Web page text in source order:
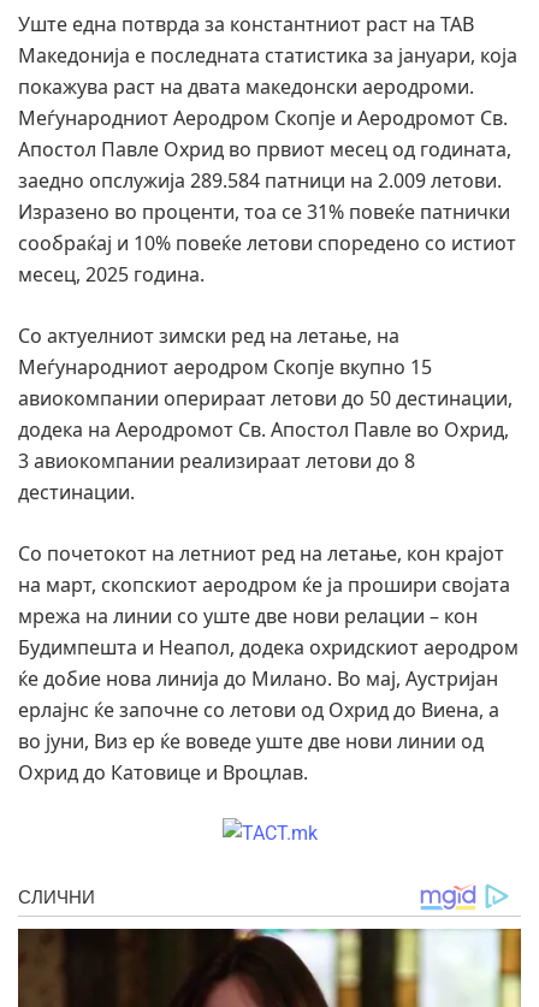
Уште една потврда за константниот раст на ТАВ
Македонија е последната статистика за јануари, која
покажува раст на двата македонски аеродроми.
Меѓународниот Аеродром Скопје и Аеродромот Св.
Апостол Павле Охрид во првиот месец од годината,
заедно опслужија 289.584 патници на 2.009 летови.
Изразено во проценти, тоа се 31% повеќе патнички
сообраќај и 10% повеќе летови споредено со истиот
месец, 2025 година.
Со актуелниот зимски ред на летање, на
Меѓународниот аеродром Скопје вкупно 15
авиокомпании оперираат летови до 50 дестинации,
додека на Аеродромот Св. Апостол Павле во Охрид,
3 авиокомпании реализираат летови до 8
дестинации.
Со почетокот на летниот ред на летање, кон крајот
на март, скопскиот аеродром ќе ја прошири својата
мрежа на линии со уште две нови релации – кон
Будимпешта и Неапол, додека охридскиот аеродром
ќе добие нова линија до Милано. Во мај, Аустријан
ерлајнс ќе започне со летови од Охрид до Виена, а
во јуни, Виз ер ќе воведе уште две нови линии од
Охрид до Катовице и Вроцлав.